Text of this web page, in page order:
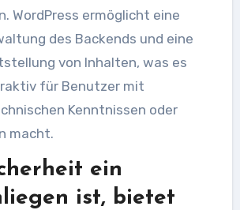
WordPress ermöglicht eine
des Backends und eine
von Inhalten, was es
für Benutzer mit
Kenntnissen oder
macht.
ein
ist, bietet